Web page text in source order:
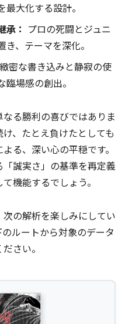
大化する設計。
承： プロの死闘とジュニ
、テーマを深化。
緻密な書き込みと静寂の使
場感の創出。
る勝利の喜びではありま
、たとえ負けたとしても
る、深い心の平穏です。
誠実さ」の基準を再定義
機能するでしょう。
の解析を楽しみにしてい
ルートから対象のデータ
さい。